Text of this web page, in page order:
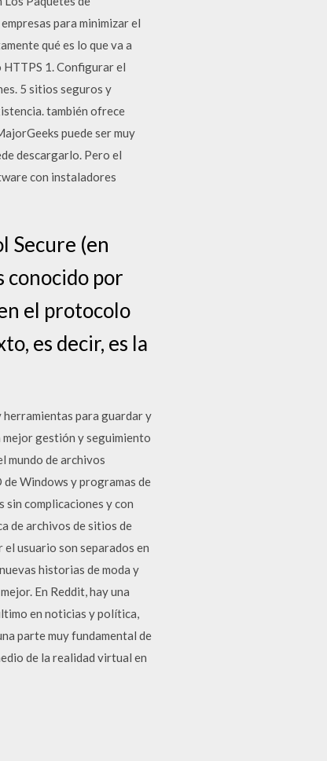
para minimizar el
qué es lo que va a
HTTPS 1. Configurar el
5 sitios seguros y
también ofrece
puede ser muy
descargarlo. Pero el
con instaladores
Secure (en
conocido por
el protocolo
es decir, es la
herramientas para guardar y
gestión y seguimiento
mundo de archivos
Windows y programas de
complicaciones y con
de archivos de sitios de
usuario son separados en
historias de moda y
En Reddit, hay una
en noticias y política,
parte muy fundamental de
de la realidad virtual en